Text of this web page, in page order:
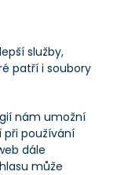
služby,
patří i soubory
nám umožní
při používání
dále
může
000